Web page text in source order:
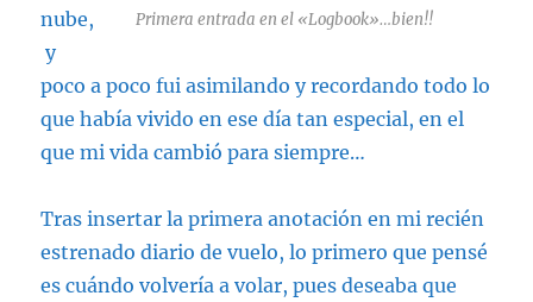
Primera entrada en el «Logbook»…bien!!
nube,
y
poco a poco fui asimilando y recordando todo lo
que había vivido en ese día tan especial, en el
que mi vida cambió para siempre…
Tras insertar la primera anotación en mi recién
estrenado diario de vuelo, lo primero que pensé
es cuándo volvería a volar, pues deseaba que